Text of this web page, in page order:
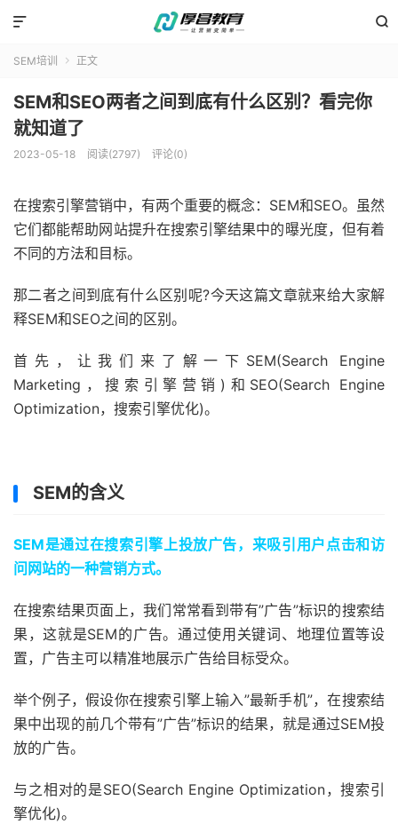


SEM培训  正文
SEM和SEO两者之间到底有什么区别？看完你
就知道了
2023-05-18 阅读(2797) 评论(0)
在搜索引擎营销中，有两个重要的概念：SEM和SEO。虽然
它们都能帮助网站提升在搜索引擎结果中的曝光度，但有着
不同的方法和目标。
那二者之间到底有什么区别呢?今天这篇文章就来给大家解
释SEM和SEO之间的区别。
首先，让我们来了解一下SEM(Search Engine
Marketing，搜索引擎营销)和SEO(Search Engine
Optimization，搜索引擎优化)。
SEM的含义
SEM是通过在搜索引擎上投放广告，来吸引用户点击和访
问网站的一种营销方式。
在搜索结果页面上，我们常常看到带有”广告”标识的搜索结
果，这就是SEM的广告。通过使用关键词、地理位置等设
置，广告主可以精准地展示广告给目标受众。
举个例子，假设你在搜索引擎上输入”最新手机”，在搜索结
果中出现的前几个带有”广告”标识的结果，就是通过SEM投
放的广告。
与之相对的是SEO(Search Engine Optimization，搜索引
擎优化)。